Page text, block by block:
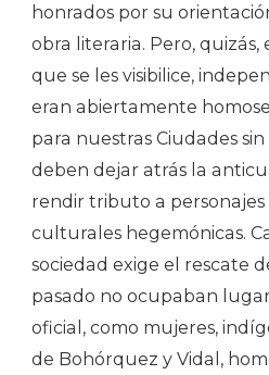
honrados por su
obra literaria. Pero, quizás,
que se les visibilice,
eran abiertamente
para nuestras Ciudades
deben dejar atrás la
rendir tributo a
culturales hegemónicas.
sociedad exige el rescate
pasado no ocupaban
oficial, como mujeres,
de Bohórquez y Vidal,